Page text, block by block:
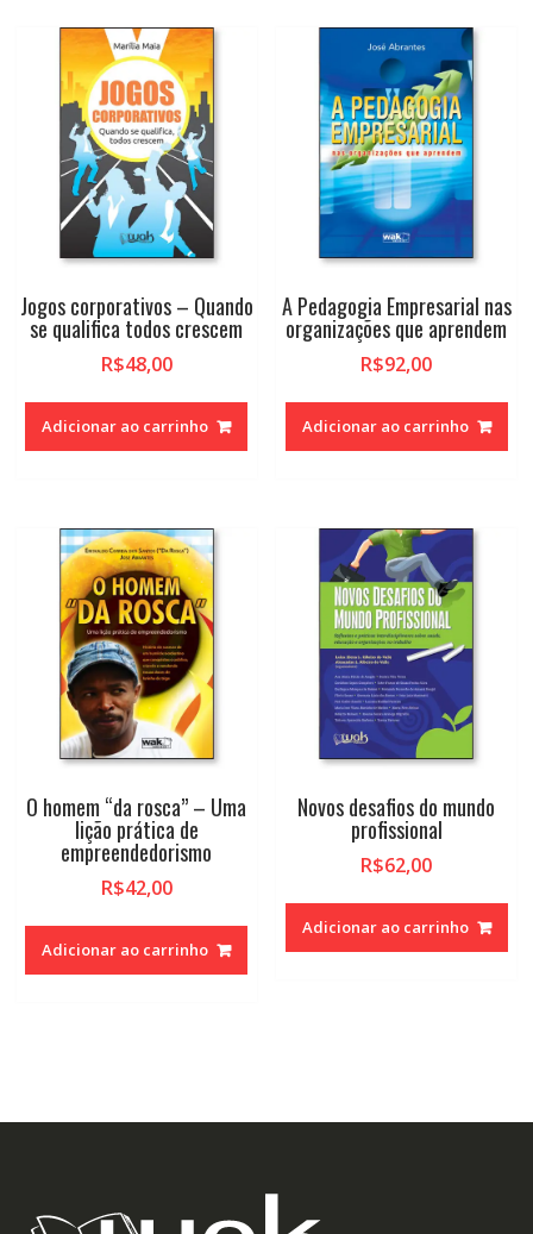
Jogos corporativos – Quando
se qualifica todos crescem
R$48,00
Adicionar ao carrinho
A Pedagogia Empresarial nas
organizações que aprendem
R$92,00
Adicionar ao carrinho
O homem “da rosca” – Uma
lição prática de
empreendedorismo
R$42,00
Adicionar ao carrinho
Novos desafios do mundo
profissional
R$62,00
Adicionar ao carrinho